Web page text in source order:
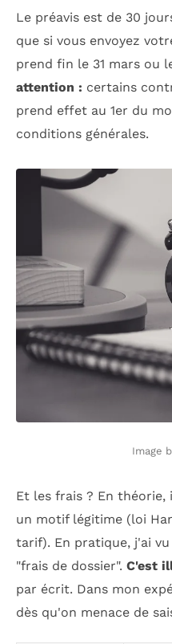
Le préavis est de 30
que si vous envoyez
prend fin le 31 mars ou
attention : certains
prend effet au 1er du
conditions générales.
Image
Et les frais ? En théorie,
un motif légitime (loi
tarif). En pratique, j'ai
"frais de dossier". C'est
par écrit. Dans mon
dès qu'on menace de